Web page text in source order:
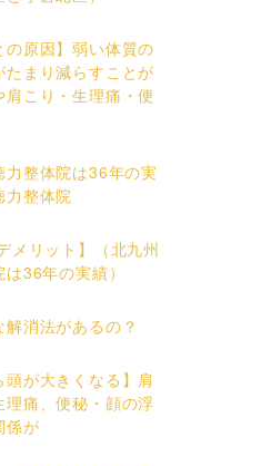
の原因】弱い体質の
まり減らすことが
こり・生理痛・便
力整体院は36年の実
整体院
メリット】（北九州
36年の実績）
消法があるの？
頭が大きくなる】肩
理痛、便秘・顔の浮
係が